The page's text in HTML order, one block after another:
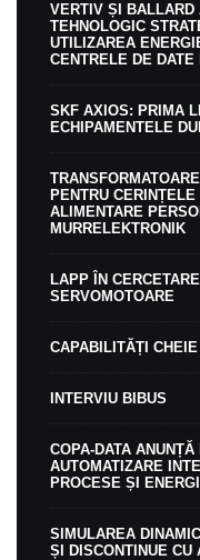
VERTIV ȘI BALLARD
TEHNOLOGIC
UTILIZAREA
CENTRELE DE
SKF AXIOS: PRIMA
ECHIPAMENTELE
PENTRU
ALIMENTARE
MURRELEKTRONIK
LAPP ÎN
SERVOMOTOARE
CAPABILITĂȚI
INTERVIU BIBUS
COPA-DATA
AUTOMATIZARE
PROCESE ȘI
SIMULAREA
ȘI DISCONTINUE CU